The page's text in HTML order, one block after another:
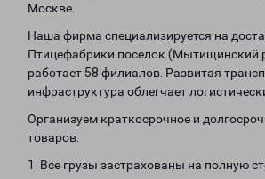
Москве.
Наша фирма специализируется на
Птицефабрики поселок (Мытищинский
работает 58 филиалов. Развитая
инфраструктура облегчает
Организуем краткосрочное и
товаров.
1. Все грузы застрахованы на полную